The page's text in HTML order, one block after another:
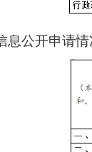
息公开申请情